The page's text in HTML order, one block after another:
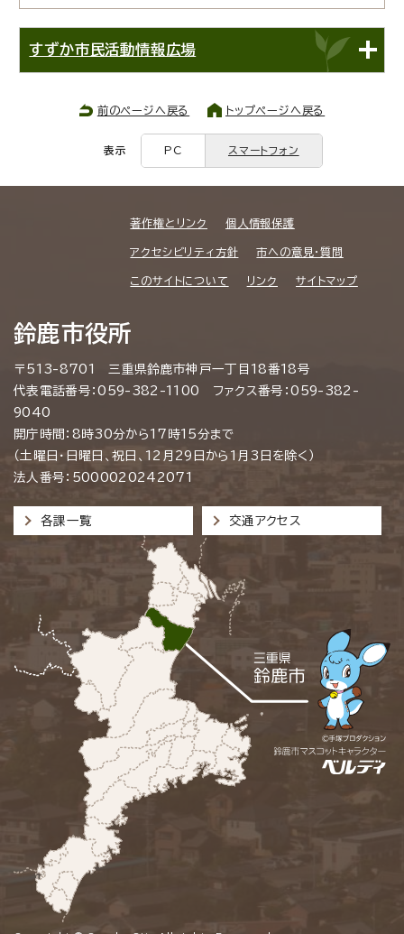
すずか市民活動情報広場
前のページへ戻る トップページへ戻る
表示 PC スマートフォン
著作権とリンク 個人情報保護
アクセシビリティ方針 市への意見・質問
このサイトについて リンク サイトマップ
鈴鹿市役所
〒513-8701 三重県鈴鹿市神戸一丁目18番18号
代表電話番号：059-382-1100 ファクス番号：059-382-
9040
開庁時間：8時30分から17時15分まで
（土曜日・日曜日、祝日、12月29日から1月3日を除く）
法人番号：5000020242071
各課一覧 交通アクセス